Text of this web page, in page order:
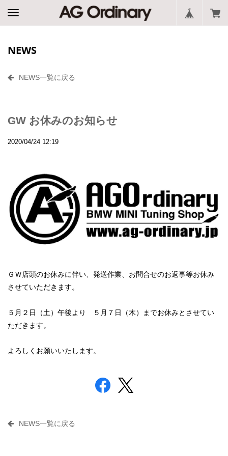
NEWS
NEWS一覧に戻る
GW お休みのお知らせ
2020/04/24 12:19
ＧＷ店頭のお休みに伴い、発送作業、お問合せのお返事等お休み
させていただきます。
５月２日（土）午後より ５月７日（木）までお休みとさせてい
ただきます。
よろしくお願いいたします。
NEWS一覧に戻る